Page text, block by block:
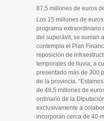
87,5 millones de euros
Los 15 millones de
programa extraordinario
del superávit, se suman
contempla el Plan
reposición de
temporales de lluvia, a
presentado más de 300
de la provincia.
de 48,5 millones de
ordinario de la
exclusivamente a
incorporan cerca de 40